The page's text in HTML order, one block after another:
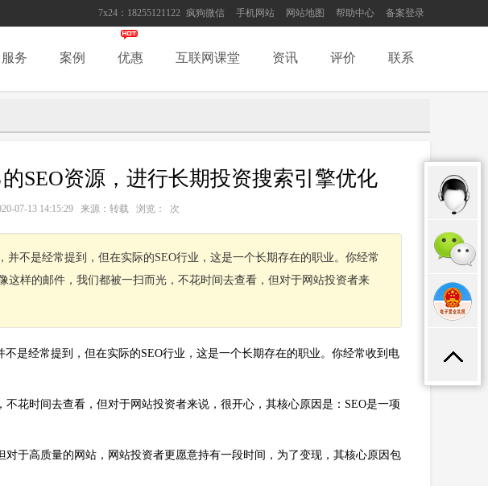
7x24：18255121122 疯狗微信 手机网站 网站地图 帮助中心 备案登录
服务 案例 优惠 互联网课堂 资讯 评价 联系
SEO资源，进行长期投资搜索引擎优化
07-13 14:15:29 来源：转载 浏览： 次
并不是经常提到，但在实际的SEO行业，这是一个长期存在的职业。你经常
这样的邮件，我们都被一扫而光，不花时间去查看，但对于网站投资者来
不是经常提到，但在实际的SEO行业，这是一个长期存在的职业。你经常收到电
花时间去查看，但对于网站投资者来说，很开心，其核心原因是：SEO是一项
于高质量的网站，网站投资者更愿意持有一段时间，为了变现，其核心原因包